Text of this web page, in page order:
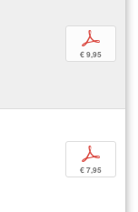
p
€ 9,95
p
€ 7,95